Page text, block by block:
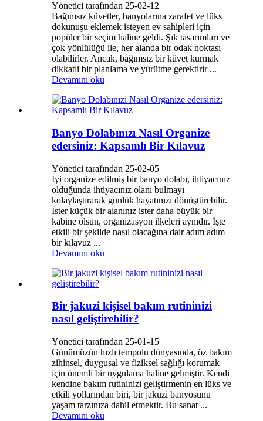
Yönetici tarafından 25-02-12
Bağımsız küvetler, banyolarına zarafet ve lüks
dokunuşu eklemek isteyen ev sahipleri için
popüler bir seçim haline geldi. Şık tasarımları ve
çok yönlülüğü ile, her alanda bir odak noktası
olabilirler. Ancak, bağımsız bir küvet kurmak
dikkatli bir planlama ve yürütme gerektirir ...
Devamını oku
Banyo Dolabınızı Nasıl Organize
edersiniz: Kapsamlı Bir Kılavuz
Yönetici tarafından 25-02-05
İyi organize edilmiş bir banyo dolabı, ihtiyacınız
olduğunda ihtiyacınız olanı bulmayı
kolaylaştırarak günlük hayatınızı dönüştürebilir.
İster küçük bir alanınız ister daha büyük bir
kabine olsun, organizasyon ilkeleri aynıdır. İşte
etkili bir şekilde nasıl olacağına dair adım adım
bir kılavuz ...
Devamını oku
Bir jakuzi kişisel bakım rutininizi
nasıl geliştirebilir?
Yönetici tarafından 25-01-15
Günümüzün hızlı tempolu dünyasında, öz bakım
zihinsel, duygusal ve fiziksel sağlığı korumak
için önemli bir uygulama haline gelmiştir. Kendi
kendine bakım rutininizi geliştirmenin en lüks ve
etkili yollarından biri, bir jakuzi banyosunu
yaşam tarzınıza dahil etmektir. Bu sanat ...
Devamını oku